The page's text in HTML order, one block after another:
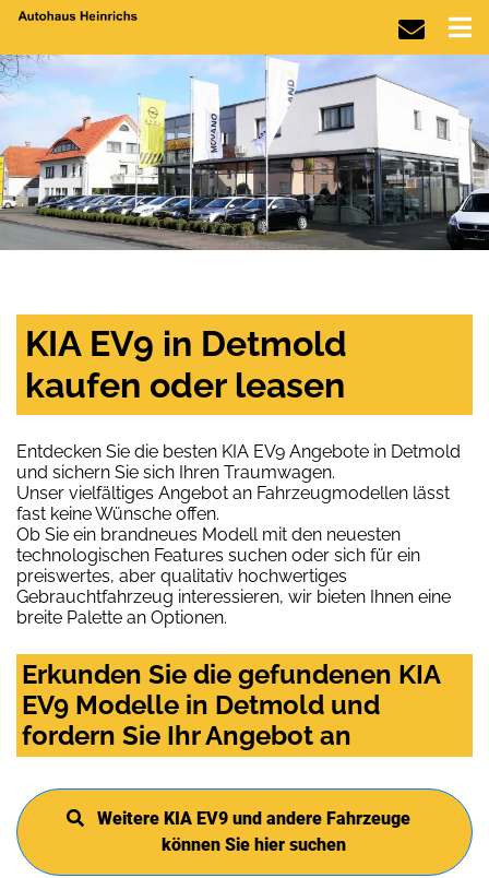
KIA EV9 in Detmold
kaufen oder leasen
Entdecken Sie die besten KIA EV9 Angebote in Detmold
und sichern Sie sich Ihren Traumwagen.
Unser vielfältiges Angebot an Fahrzeugmodellen lässt
fast keine Wünsche offen.
Ob Sie ein brandneues Modell mit den neuesten
technologischen Features suchen oder sich für ein
preiswertes, aber qualitativ hochwertiges
Gebrauchtfahrzeug interessieren, wir bieten Ihnen eine
breite Palette an Optionen.
Erkunden Sie die gefundenen KIA
EV9 Modelle in Detmold und
fordern Sie Ihr Angebot an
Weitere KIA EV9 und andere Fahrzeuge
können Sie hier suchen